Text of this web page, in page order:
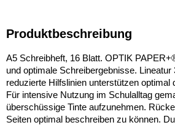
Produktbeschreibung
A5 Schreibheft, 16 Blatt. OPTIK
und optimale Schreibergebnisse.
reduzierte Hilfslinien unterstützen optimal
Für intensive Nutzung im Schulalltag
überschüssige Tinte aufzunehmen.
Seiten optimal beschreiben zu können.